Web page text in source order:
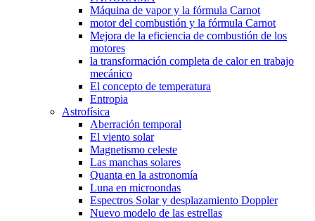
Máquina de vapor y la fórmula Carnot
motor del combustión y la fórmula Carnot
Mejora de la eficiencia de combustión de los
motores
la transformación completa de calor en trabajo
mecánico
El concepto de temperatura
Entropia
Astrofísica
Aberración temporal
El viento solar
Magnetismo celeste
Las manchas solares
Quanta en la astronomía
Luna en microondas
Espectros Solar y desplazamiento Doppler
Nuevo modelo de las estrellas